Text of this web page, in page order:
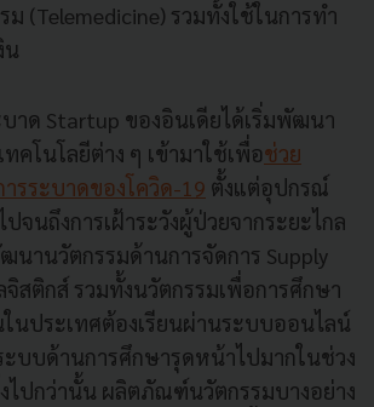
ม (Telemedicine) รวมทั้งใช้ในการทำ
น
าด Startup ของอินเดียได้เริ่มพัฒนา
คโนโลยีต่าง ๆ เข้ามาใช้เพื่อช่วย
รระบาดของโควิด-19 ตั้งแต่อุปกรณ์
จนถึงการเฝ้าระวังผู้ป่วยจากระยะไกล
นานวัตกรรมด้านการจัดการ Supply
จิสติกส์ รวมทั้งนวัตกรรมเพื่อการศึกษา
ในประเทศต้องเรียนผ่านระบบออนไลน์
บบด้านการศึกษารุดหน้าไปมากในช่วง
ไปกว่านั้น ผลิตภัณฑ์นวัตกรรมบางอย่าง